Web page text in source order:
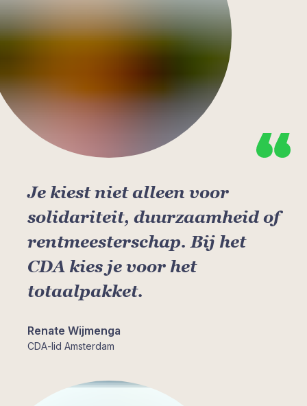
Je kiest niet alleen voor
solidariteit, duurzaamheid of
rentmeesterschap. Bij het
CDA kies je voor het
totaalpakket.
Renate Wijmenga
CDA-lid Amsterdam